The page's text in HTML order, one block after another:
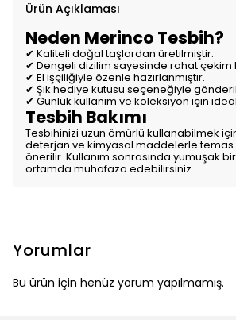
Ürün Açıklaması
Neden Merinco Tesbih?
✔ Kaliteli doğal taşlardan üretilmiştir.
✔ Dengeli dizilim sayesinde rahat çekim
✔ El işçiliğiyle özenle hazırlanmıştır.
✔ Şık hediye kutusu seçeneğiyle
✔ Günlük kullanım ve koleksiyon için
Tesbih Bakımı
Tesbihinizi uzun ömürlü kullanabilmek
deterjan ve kimyasal maddelerle
önerilir. Kullanım sonrasında yumuşak
ortamda muhafaza edebilirsiniz.
Yorumlar
Bu ürün için henüz yorum yapılmamış.